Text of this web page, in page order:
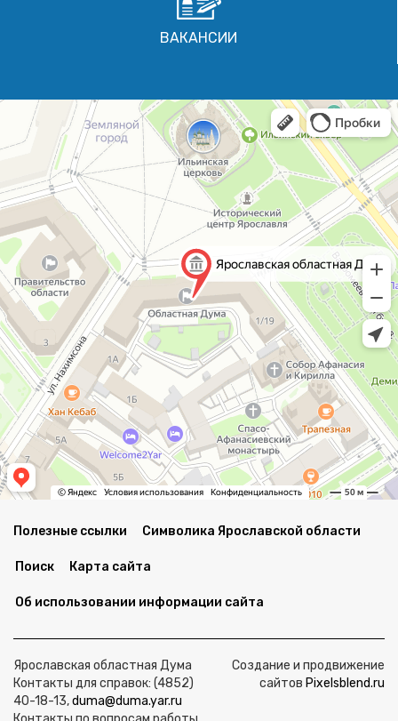
ВАКАНСИИ
Полезные ссылки Символика Ярославской области
Поиск Карта сайта
Об использовании информации сайта
Ярославская областная Дума
Контакты для справок: (4852)
40-18-13,duma@duma.yar.ru
Создание и продвижение
сайтов Pixelsblend.ru